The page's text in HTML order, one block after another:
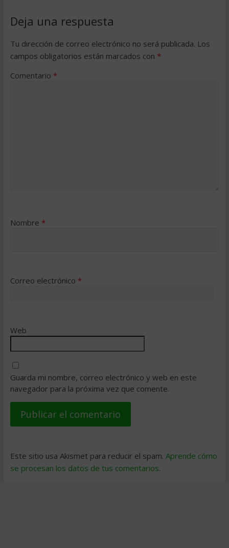
Deja una respuesta
Tu dirección de correo electrónico no será publicada. Los
campos obligatorios están marcados con *
Comentario *
Nombre *
Correo electrónico *
Web
Guarda mi nombre, correo electrónico y web en este
navegador para la próxima vez que comente.
Este sitio usa Akismet para reducir el spam. Aprende cómo
se procesan los datos de tus comentarios.